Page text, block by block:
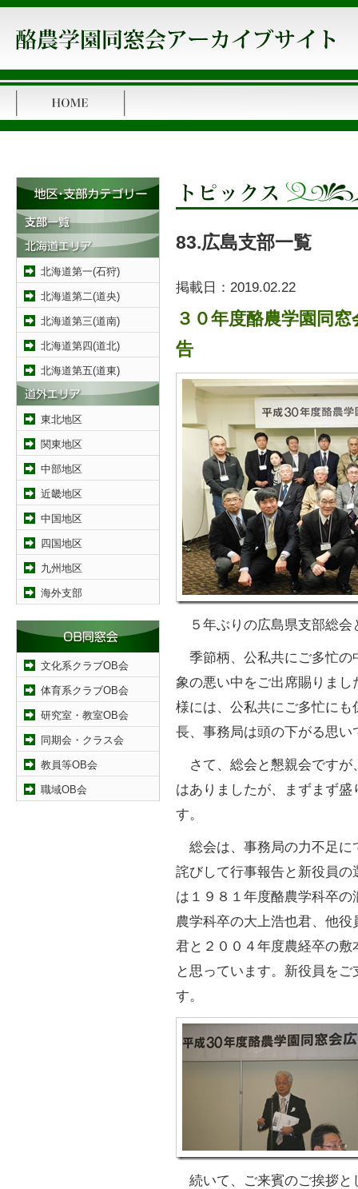
北海道第一(石狩)
北海道第二(道央)
北海道第三(道南)
北海道第四(道北)
北海道第五(道東)
東北地区
関東地区
中部地区
近畿地区
中国地区
四国地区
九州地区
海外支部
文化系クラブOB会
体育系クラブOB会
研究室・教室OB会
同期会・クラス会
教員等OB会
職域OB会
83.広島支部一覧
掲載日： 2019.02.22
３０年度酪農学園同
告
５年ぶりの広島県支部総会
季節柄、公私共にご多忙の
象の悪い中をご出席賜りま
様には、公私共にご多忙に
長、事務局は頭の下がる思
さて、総会と懇親会ですが
はありましたが、まずまず
す。
総会は、事務局の力不足に
詫びして行事報告と新役員
は１９８１年度酪農学科卒
農学科卒の大上浩也君、他
君と２００４年度農経卒の
と思っています。新役員を
す。
続いて、ご来賓のご挨拶と